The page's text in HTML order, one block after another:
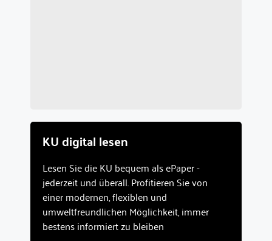
KU digital lesen
Lesen Sie die KU bequem als ePaper -
jederzeit und überall. Profitieren Sie von
einer modernen, flexiblen und
umweltfreundlichen Möglichkeit, immer
bestens informiert zu bleiben